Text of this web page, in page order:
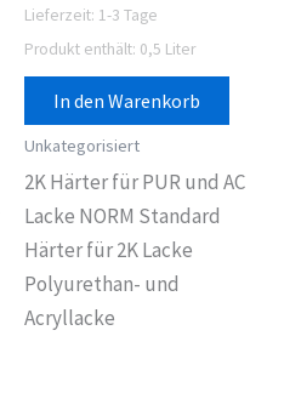
Lieferzeit: 1-3 Tage
Produkt enthält: 0,5 Liter
In den Warenkorb
Unkategorisiert
2K Härter für PUR und AC
Lacke NORM Standard
Härter für 2K Lacke
Polyurethan- und
Acryllacke